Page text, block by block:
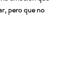
pero que no